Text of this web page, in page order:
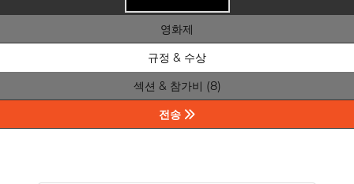
영화제
규정 & 수상
섹션 & 참가비 (8)
전송